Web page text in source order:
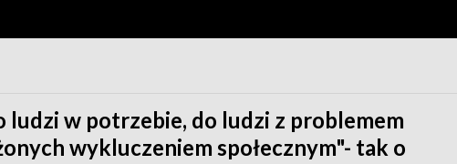
ludzi w potrzebie, do ludzi z problemem
wykluczeniem społecznym"- tak o